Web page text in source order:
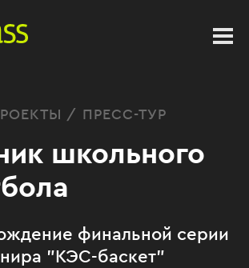
/ ПРЕСС-ТУР
школьного
финальной серии
"КЭС-баскет"